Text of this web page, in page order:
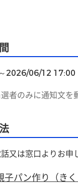
2026/06/12 17:00
者のみに通知文を
又は窓口よりお申
子パン作り（きく